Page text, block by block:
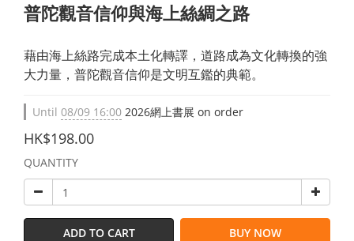
普陀觀音信仰與海上絲綢之路
藉由海上絲路完成本土化轉譯，道路成為文化轉換的強
大力量，普陀觀音信仰是文明互鑑的典範。
Until 08/09 16:00 2026網上書展 on order
HK$198.00
QUANTITY
ADD TO CART BUY NOW